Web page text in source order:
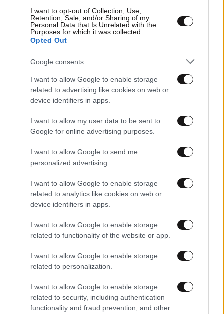
I want to opt-out of Collection, Use,
Retention, Sale, and/or Sharing of my
Personal Data that Is Unrelated with the
Purposes for which it was collected.
Opted Out
Google consents
I want to allow Google to enable storage
related to advertising like cookies on web or
device identifiers in apps.
I want to allow my user data to be sent to
Google for online advertising purposes.
I want to allow Google to send me
personalized advertising.
I want to allow Google to enable storage
related to analytics like cookies on web or
device identifiers in apps.
I want to allow Google to enable storage
related to functionality of the website or app.
I want to allow Google to enable storage
related to personalization.
I want to allow Google to enable storage
related to security, including authentication
functionality and fraud prevention, and other
11·02·2018 10:55
Γνωρίστε το μυρμήγκι που μοιάζει με πάντα αλλά είναι…
17·01·2018 13:52
Γιγάντιο πάντα γέννησε το δεύτερο μικρό του στη